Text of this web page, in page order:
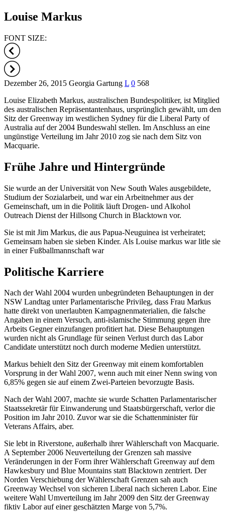
Louise Markus
FONT SIZE:
Dezember 26, 2015 Georgia Gartung L 0 568
Louise Elizabeth Markus, australischen Bundespolitiker, ist Mitglied
des australischen Repräsentantenhaus, ursprünglich gewählt, um den
Sitz der Greenway im westlichen Sydney für die Liberal Party of
Australia auf der 2004 Bundeswahl stellen. Im Anschluss an eine
ungünstige Verteilung im Jahr 2010 zog sie nach dem Sitz von
Macquarie.
Frühe Jahre und Hintergründe
Sie wurde an der Universität von New South Wales ausgebildete,
Studium der Sozialarbeit, und war ein Arbeitnehmer aus der
Gemeinschaft, um in die Politik läuft Drogen- und Alkohol
Outreach Dienst der Hillsong Church in Blacktown vor.
Sie ist mit Jim Markus, die aus Papua-Neuguinea ist verheiratet;
Gemeinsam haben sie sieben Kinder. Als Louise markus war litle sie
in einer Fußballmannschaft war
Politische Karriere
Nach der Wahl 2004 wurden unbegründeten Behauptungen in der
NSW Landtag unter Parlamentarische Privileg, dass Frau Markus
hatte direkt von unerlaubten Kampagnenmaterialien, die falsche
Angaben in einem Versuch, anti-islamische Stimmung gegen ihre
Arbeits Gegner einzufangen profitiert hat. Diese Behauptungen
wurden nicht als Grundlage für seinen Verlust durch das Labor
Candidate unterstützt noch durch moderne Medien unterstützt.
Markus behielt den Sitz der Greenway mit einem komfortablen
Vorsprung in der Wahl 2007, wenn auch mit einer Nenn swing von
6,85% gegen sie auf einem Zwei-Parteien bevorzugte Basis.
Nach der Wahl 2007, machte sie wurde Schatten Parlamentarischer
Staatssekretär für Einwanderung und Staatsbürgerschaft, verlor die
Position im Jahr 2010. Zuvor war sie die Schattenminister für
Veterans Affairs, aber.
Sie lebt in Riverstone, außerhalb ihrer Wählerschaft von Macquarie.
A September 2006 Neuverteilung der Grenzen sah massive
Veränderungen in der Form ihrer Wählerschaft Greenway auf dem
Hawkesbury und Blue Mountains statt Blacktown zentriert. Der
Norden Verschiebung der Wählerschaft Grenzen sah auch
Greenway Wechsel von sicheren Liberal nach sicheren Labor. Eine
weitere Wahl Umverteilung im Jahr 2009 den Sitz der Greenway
fiktiv Labor auf einer geschätzten Marge von 5,7%.